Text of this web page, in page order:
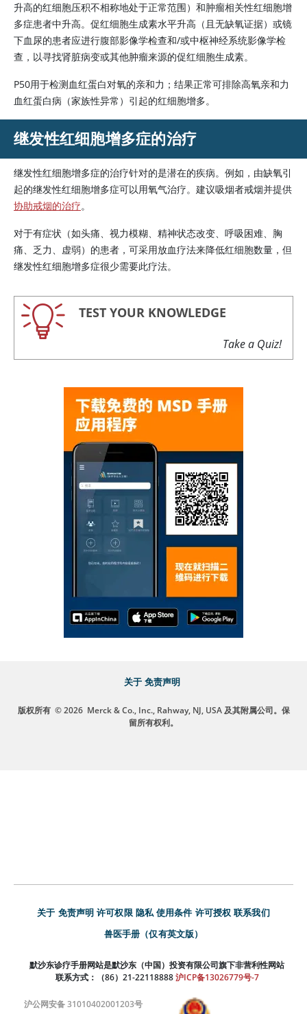
升高的红细胞压积不相称地处于正常范围）和肿瘤相关性红细胞增
多症患者中升高。 促红细胞生成素水平升高（且无缺氧证据）或镜
下血尿的患者应进行腹部影像学检查和/或中枢神经系统影像学检
查，以寻找肾脏病变或其他肿瘤来源的促红细胞生成素。
P50用于检测血红蛋白对氧的亲和力；结果正常可排除高氧亲和力
血红蛋白病（家族性异常）引起的红细胞增多。
继发性红细胞增多症的治疗
继发性红细胞增多症的治疗针对的是潜在的疾病。例如，由缺氧引
起的继发性红细胞增多症可以用氧气治疗。建议吸烟者戒烟并提供
协助戒烟的治疗。
对于有症状（如头痛、视力模糊、精神状态改变、呼吸困难、胸
痛、乏力、虚弱）的患者，可采用放血疗法来降低红细胞数量，但
继发性红细胞增多症很少需要此疗法。
TEST YOUR KNOWLEDGE
Take a Quiz!
关于 免责声明
版权所有 © 2026 Merck & Co., Inc., Rahway, NJ, USA 及其附属公司。保
留所有权利。
关于 免责声明 许可权限 隐私 使用条件 许可授权 联系我们
兽医手册（仅有英文版）
默沙东诊疗手册网站是默沙东（中国）投资有限公司旗下非营利性网站
联系方式：（86）21-22118888 沪ICP备13026779号-7
沪公网安备 31010402001203号